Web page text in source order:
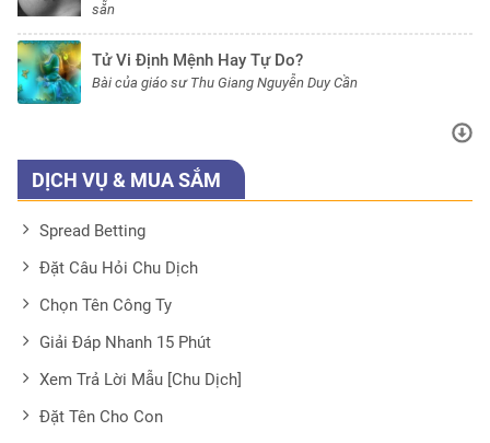
sẵn
Tử Vi Định Mệnh Hay Tự Do?
Bài của giáo sư Thu Giang Nguyễn Duy Cần
DỊCH VỤ & MUA SẮM
Spread Betting
Đặt Câu Hỏi Chu Dịch
Chọn Tên Công Ty
Giải Đáp Nhanh 15 Phút
Xem Trả Lời Mẫu [Chu Dịch]
Đặt Tên Cho Con